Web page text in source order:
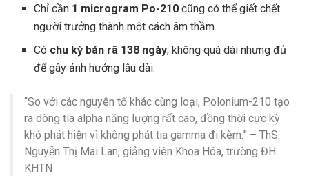
Chỉ cần 1 microgram Po-210 cũng có thể giết chết
người trưởng thành một cách âm thầm.
Có chu kỳ bán rã 138 ngày, không quá dài nhưng đủ
để gây ảnh hưởng lâu dài.
“So với các nguyên tố khác cùng loại, Polonium-210 tạo
ra dòng tia alpha năng lượng rất cao, đồng thời cực kỳ
khó phát hiện vì không phát tia gamma đi kèm.” – ThS.
Nguyễn Thị Mai Lan, giảng viên Khoa Hóa, trường ĐH
KHTN